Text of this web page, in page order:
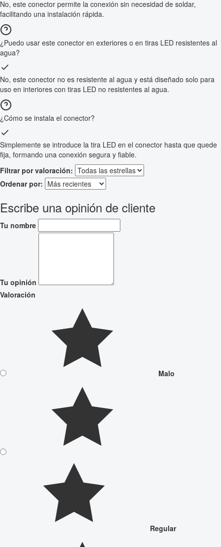
No, este conector permite la conexión sin necesidad de soldar,
facilitando una instalación rápida.
¿Puedo usar este conector en exteriores o en tiras LED resistentes al
agua?
No, este conector no es resistente al agua y está diseñado solo para
uso en interiores con tiras LED no resistentes al agua.
¿Cómo se instala el conector?
Simplemente se introduce la tira LED en el conector hasta que quede
fija, formando una conexión segura y fiable.
Filtrar por valoración:
Ordenar por:
Escribe una opinión de cliente
Tu nombre
Tu opinión
Valoración
Malo
Regular